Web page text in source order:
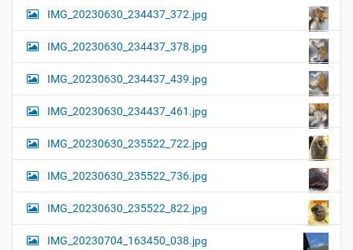
IMG_20230630_234437_372.jpg
IMG_20230630_234437_378.jpg
IMG_20230630_234437_439.jpg
IMG_20230630_234437_461.jpg
IMG_20230630_235522_722.jpg
IMG_20230630_235522_736.jpg
IMG_20230630_235522_822.jpg
IMG_20230704_163450_038.jpg